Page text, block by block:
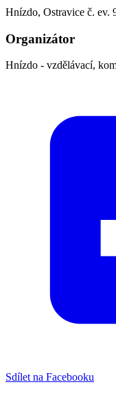
Hnízdo, Ostravice č. ev.
Organizátor
Hnízdo - vzdělávací,
Sdílet na Facebooku